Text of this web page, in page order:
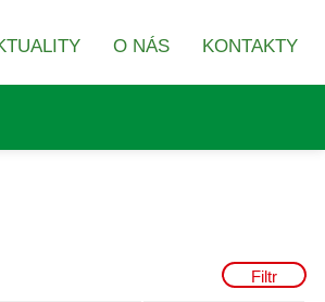
O NÁS KONTAKTY
Filtr